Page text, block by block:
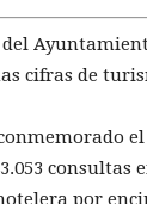
cifras de
consultas
por